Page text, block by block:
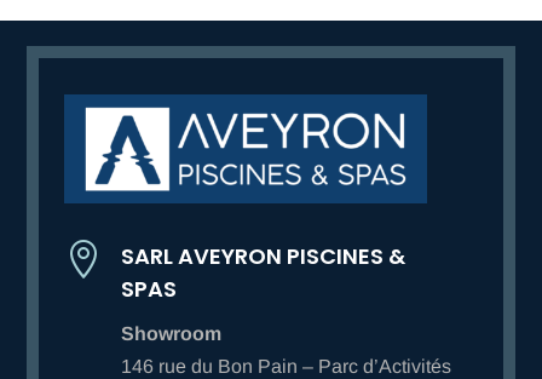

SARL AVEYRON PISCINES &
SPAS
Showroom
146 rue du Bon Pain – Parc d’Activités